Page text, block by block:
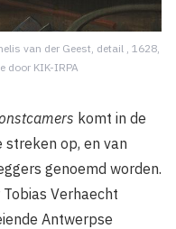
van der Geest, detail , 1628,
door KIK-IRPA
komt in de
streken op, en van
genoemd worden.
Verhaecht
Antwerpse